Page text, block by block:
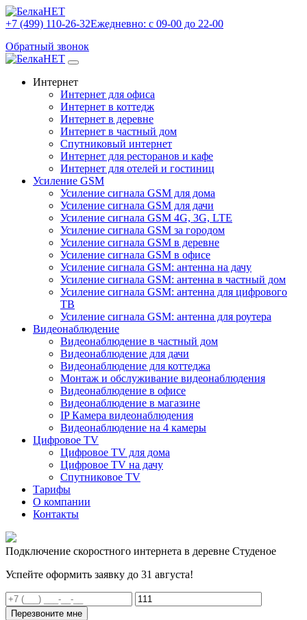
+7 (499) 110-26-32Ежедневно: с 09-00 до 22-00
Обратный звонок
Интернет
Интернет для офиса
Интернет в коттедж
Интернет в деревне
Интернет в частный дом
Спутниковый интернет
Интернет для ресторанов и кафе
Интернет для отелей и гостиниц
Усиление GSM
Усиление сигнала GSM для дома
Усиление сигнала GSM для дачи
Усиление сигнала GSM 4G, 3G, LTE
Усиление сигнала GSM за городом
Усиление сигнала GSM в деревне
Усиление сигнала GSM в офисе
Усиление сигнала GSM: антенна на дачу
Усиление сигнала GSM: антенна в частный дом
Усиление сигнала GSM: антенна для цифрового
ТВ
Усиление сигнала GSM: антенна для роутера
Видеонаблюдение
Видеонаблюдение в частный дом
Видеонаблюдение для дачи
Видеонаблюдение для коттеджа
Монтаж и обслуживание видеонаблюдения
Видеонаблюдение в офисе
Видеонаблюдение в магазине
IP Камера видеонаблюдения
Видеонаблюдение на 4 камеры
Цифровое TV
Цифровое TV для дома
Цифровое TV на дачу
Спутниковое TV
Тарифы
О компании
Контакты
Подключение скоростного интернета в деревне Студеное
Успейте оформить заявку до 31 августа!
Перезвоните мне